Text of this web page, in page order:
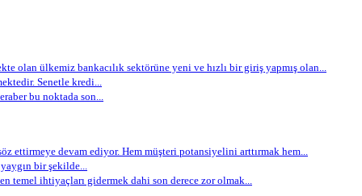
olan ülkemiz bankacılık sektörüne yeni ve hızlı bir giriş yapmış olan...
Senetle kredi...
bu noktada son...
ettirmeye devam ediyor. Hem müşteri potansiyelini arttırmak hem...
bir şekilde...
temel ihtiyaçları gidermek dahi son derece zor olmak...